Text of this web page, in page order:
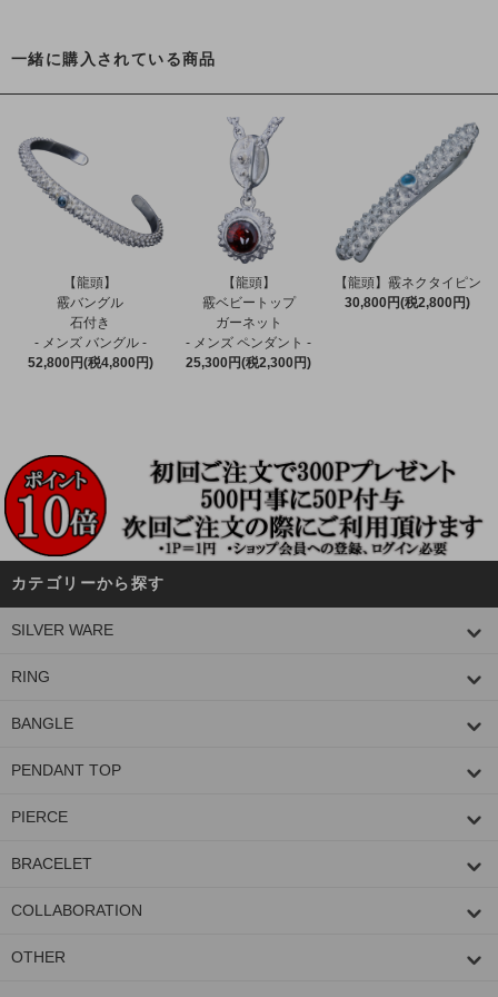
一緒に購入されている商品
【龍頭】
霰バングル
石付き
- メンズ バングル -
52,800円(税4,800円)
【龍頭】
霰ベビートップ
ガーネット
- メンズ ペンダント -
25,300円(税2,300円)
【龍頭】霰ネクタイピン
30,800円(税2,800円)
カテゴリーから探す
SILVER WARE
RING
BANGLE
PENDANT TOP
PIERCE
BRACELET
COLLABORATION
OTHER